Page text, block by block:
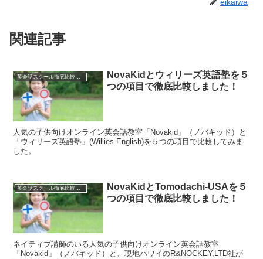
関連記事
英会話スクール徹底比較一覧
NovaKidとウィリーズ英語塾を５
つの項目で徹底比較しました！
人気の子供向けオンライン英会話教室「Novakid」（ノバキッド）と
「ウィリーズ英語塾」(Willies English)を５つの項目で比較してみま
した。
英会話スクール徹底比較一覧
NovaKidとTomodachi-USAを５
つの項目で徹底比較しました！
ネイティブ講師のいる人気の子供向けオンライン英会話教室
「Novakid」（ノバキッド）と、現地ハワイのR&NOCKEY,LTD社が